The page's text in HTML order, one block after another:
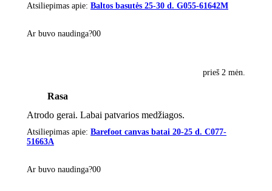
Atsiliepimas apie: Baltos basutės 25-30 d. G055-61642M
Ar buvo naudinga?00
prieš 2 mėn.
Rasa
Atrodo gerai. Labai patvarios medžiagos.
Atsiliepimas apie: Barefoot canvas batai 20-25 d. C077-
51663A
Ar buvo naudinga?00